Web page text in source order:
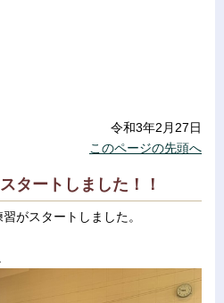
令和3年2月27日
このページの先頭へ
タートしました！！
がスタートしました。